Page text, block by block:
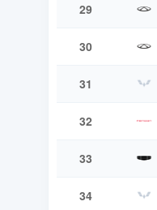
29
30
31
32
33
34